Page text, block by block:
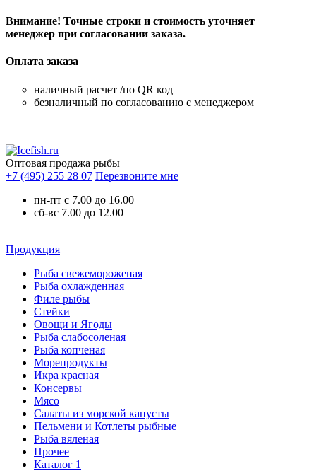
Внимание! Точные строки и стоимость уточняет
менеджер при согласовании заказа.
Оплата заказа
наличный расчет /по QR код
безналичный по согласованию с менеджером
Оптовая продажа рыбы
+7 (495) 255 28 07 Перезвоните мне
пн-пт с 7.00 до 16.00
сб-вс 7.00 до 12.00
Продукция
Рыба свежемороженая
Рыба охлажденная
Филе рыбы
Стейки
Овощи и Ягоды
Рыба слабосоленая
Рыба копченая
Морепродукты
Икра красная
Консервы
Мясо
Салаты из морской капусты
Пельмени и Котлеты рыбные
Рыба вяленая
Прочее
Каталог 1